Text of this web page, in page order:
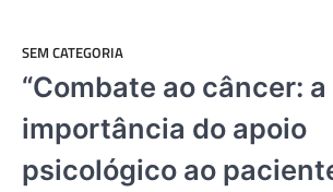
SEM CATEGORIA
“Combate ao câncer: a
importância do apoio
psicológico ao